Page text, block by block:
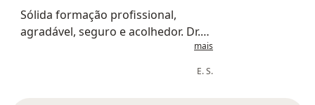
Sólida formação profissional,
agradável, seguro e acolhedor. Dr.
Rubens me deixou muito à vontade
mais
E. S.